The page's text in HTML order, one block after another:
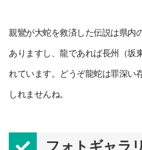
親鸞が大蛇を救済した伝説は県内
ありますし、龍であれば長州（坂
れています。どうぞ龍蛇は罪深い
しれませんね。
フォトギャラ